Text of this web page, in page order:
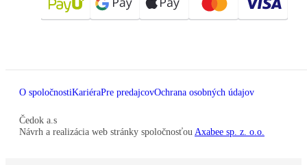
O spoločnostiKariéraPre predajcovOchrana osobných údajov
Čedok a.s
Návrh a realizácia web stránky spoločnosťou Axabee sp. z. o.o.